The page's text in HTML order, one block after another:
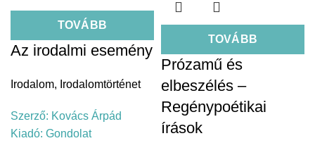
TOVÁBB
Az irodalmi esemény
Irodalom, Irodalomtörténet
Szerző: Kovács Árpád
Kiadó: Gondolat
TOVÁBB
Prózamű és
elbeszélés –
Regénypoétikai
írások